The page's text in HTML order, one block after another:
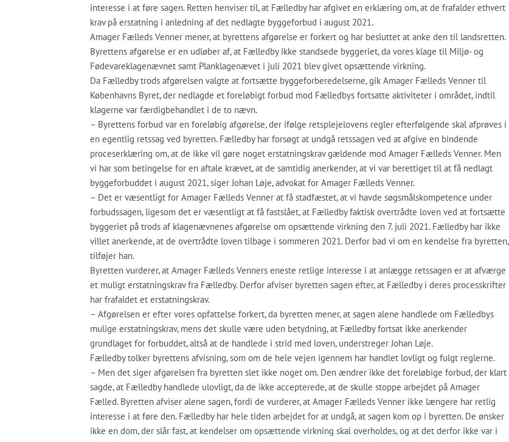
interesse i at føre sagen. Retten henviser til, at Fælledby har afgivet en erklæring om, at de frafalder ethvert
krav på erstatning i anledning af det nedlagte byggeforbud i august 2021.
Amager Fælleds Venner mener, at byrettens afgørelse er forkert og har besluttet at anke den til landsretten.
Byrettens afgørelse er en udløber af, at Fælledby ikke standsede byggeriet, da vores klage til Miljø- og
Fødevareklagenævnet samt Planklagenævet i juli 2021 blev givet opsættende virkning.
Da Fælledby trods afgørelsen valgte at fortsætte byggeforberedelserne, gik Amager Fælleds Venner til
Københavns Byret, der nedlagde et foreløbigt forbud mod Fælledbys fortsatte aktiviteter i området, indtil
klagerne var færdigbehandlet i de to nævn.
– Byrettens forbud var en foreløbig afgørelse, der ifølge retsplejelovens regler efterfølgende skal afprøves i
en egentlig retssag ved byretten. Fælledby har forsøgt at undgå retssagen ved at afgive en bindende
proceserklæring om, at de ikke vil gøre noget erstatningskrav gældende mod Amager Fælleds Venner. Men
vi har som betingelse for en aftale krævet, at de samtidig anerkender, at vi var berettiget til at få nedlagt
byggeforbuddet i august 2021, siger Johan Løje, advokat for Amager Fælleds Venner.
– Det er væsentligt for Amager Fælleds Venner at få stadfæstet, at vi havde søgsmålskompetence under
forbudssagen, ligesom det er væsentligt at få fastslået, at Fælledby faktisk overtrådte loven ved at fortsætte
byggeriet på trods af klagenævnenes afgørelse om opsættende virkning den 7. juli 2021. Fælledby har ikke
villet anerkende, at de overtrådte loven tilbage i sommeren 2021. Derfor bad vi om en kendelse fra byretten,
tilføjer han.
Byretten vurderer, at Amager Fælleds Venners eneste retlige interesse i at anlægge retssagen er at afværge
et muligt erstatningskrav fra Fælledby. Derfor afviser byretten sagen efter, at Fælledby i deres processkrifter
har frafaldet et erstatningskrav.
– Afgørelsen er efter vores opfattelse forkert, da byretten mener, at sagen alene handlede om Fælledbys
mulige erstatningskrav, mens det skulle være uden betydning, at Fælledby fortsat ikke anerkender
grundlaget for forbuddet, altså at de handlede i strid med loven, understreger Johan Løje.
Fælledby tolker byrettens afvisning, som om de hele vejen igennem har handlet lovligt og fulgt reglerne.
– Men det siger afgørelsen fra byretten slet ikke noget om. Den ændrer ikke det foreløbige forbud, der klart
sagde, at Fælledby handlede ulovligt, da de ikke accepterede, at de skulle stoppe arbejdet på Amager
Fælled. Byretten afviser alene sagen, fordi de vurderer, at Amager Fælleds Venner ikke længere har retlig
interesse i at føre den. Fælledby har hele tiden arbejdet for at undgå, at sagen kom op i byretten. De ønsker
ikke en dom, der slår fast, at kendelser om opsættende virkning skal overholdes, og at det derfor ikke var i